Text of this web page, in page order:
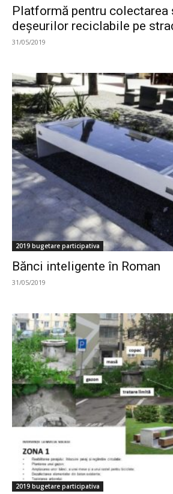
Platformă pentru colectarea
deșeurilor reciclabile pe
31/05/2019
2019 bugetare participativa
Bănci inteligente în Roman
31/05/2019
2019 bugetare participativa